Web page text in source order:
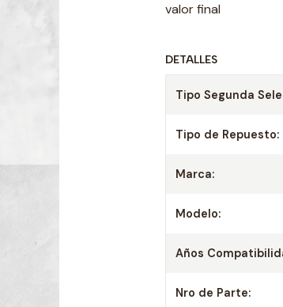
valor final
DETALLES
Tipo Segunda
Tipo de Repuesto:
Marca:
Modelo:
Años
Nro de Parte: